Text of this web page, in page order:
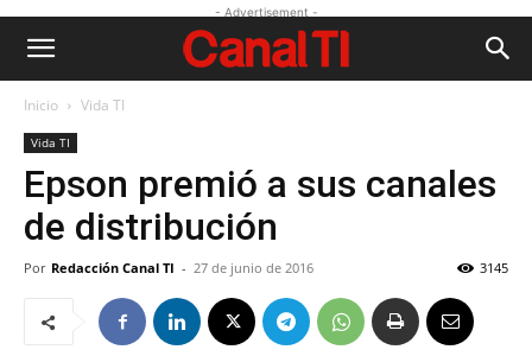
- Advertisement -
Inicio Vida TI
Vida TI
Epson premió a sus canales
de distribución
Por Redacción Canal TI - 27 de junio de 2016 3145